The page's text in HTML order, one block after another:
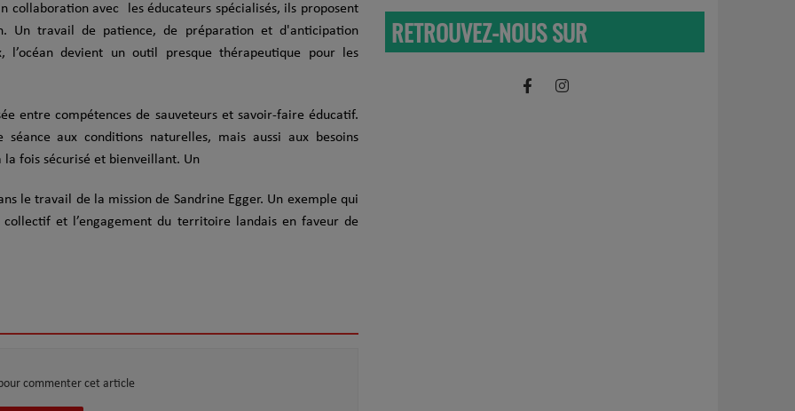
collaboration avec les éducateurs spécialisés, ils proposent
Un travail de patience, de préparation et d'anticipation
devient un outil presque thérapeutique pour les
entre compétences de sauveteurs et savoir-faire éducatif.
aux conditions naturelles, mais aussi aux besoins
fois sécurisé et bienveillant. Un
le travail de la mission de Sandrine Egger. Un exemple qui
et l’engagement du territoire landais en faveur de
commenter cet article
RETROUVEZ-NOUS SUR